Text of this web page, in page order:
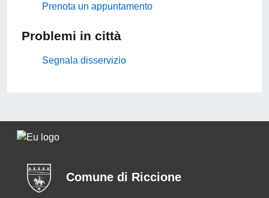
Prenota un appuntamento
Problemi in città
Segnala disservizio
Comune di Riccione